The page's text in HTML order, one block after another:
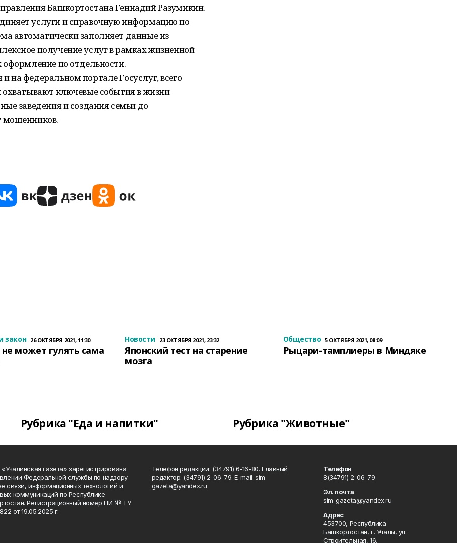
Башкортостана Геннадий Разумикин.
услуги и справочную информацию по
автоматически заполняет данные из
получение услуг в рамках жизненной
по отдельности.
на федеральном портале Госуслуг, всего
охватывают ключевые события в жизни
заведения и создания семьи до
мошенников.
закон 26 ОКТЯБРЯ 2021, 11:30
не может гулять сама
Новости 23 ОКТЯБРЯ 2021, 23:32
Японский тест на старение
мозга
Общество 5 ОКТЯБРЯ 2021, 08:09
Рыцари-тамплиеры в Миндяке
Рубрика "Еда и напитки" Рубрика "Животные"
«Учалинская газета» зарегистрирована
Федеральной службы по надзору
связи, информационных технологий и
коммуникаций по Республике
Регистрационный номер ПИ № ТУ
от 19.05.2025 г.
Телефон редакции: (34791) 6-16-80. Главный
редактор: (34791) 2-06-79. Е-mаil: sim-
gazeta@yandex.ru
Телефон
8(34791) 2-06-79
Эл. почта
sim-gazeta@yandex.ru
Адрес
453700, Республика
Башкортостан, г. Учалы, ул.
Строительная, 16.